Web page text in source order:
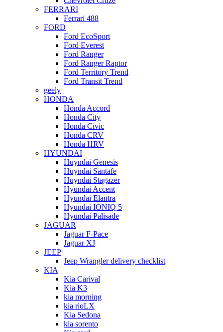
FERRARI
Ferrari 488
FORD
Ford EcoSport
Ford Everest
Ford Ranger
Ford Ranger Raptor
Ford Territory Trend
Ford Transit Trend
geely
HONDA
Honda Accord
Honda City
Honda Civic
Honda CRV
Honda HRV
HYUNDAI
Huyndai Genesis
Huyndai Santafe
Huyndai Stagazer
Hyundai Accent
Hyundai Elantra
Hyundai IONIQ 5
Hyundai Palisade
JAGUAR
Jaguar F-Pace
Jaguar XJ
JEEP
Jeep Wrangler delivery checklist
KIA
Kia Carival
Kia K3
kia morning
kia rioLX
Kia Sedona
kia sorento